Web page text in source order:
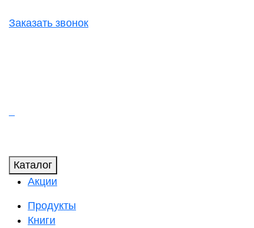
Заказать звонок
Каталог
Акции
Продукты
Книги